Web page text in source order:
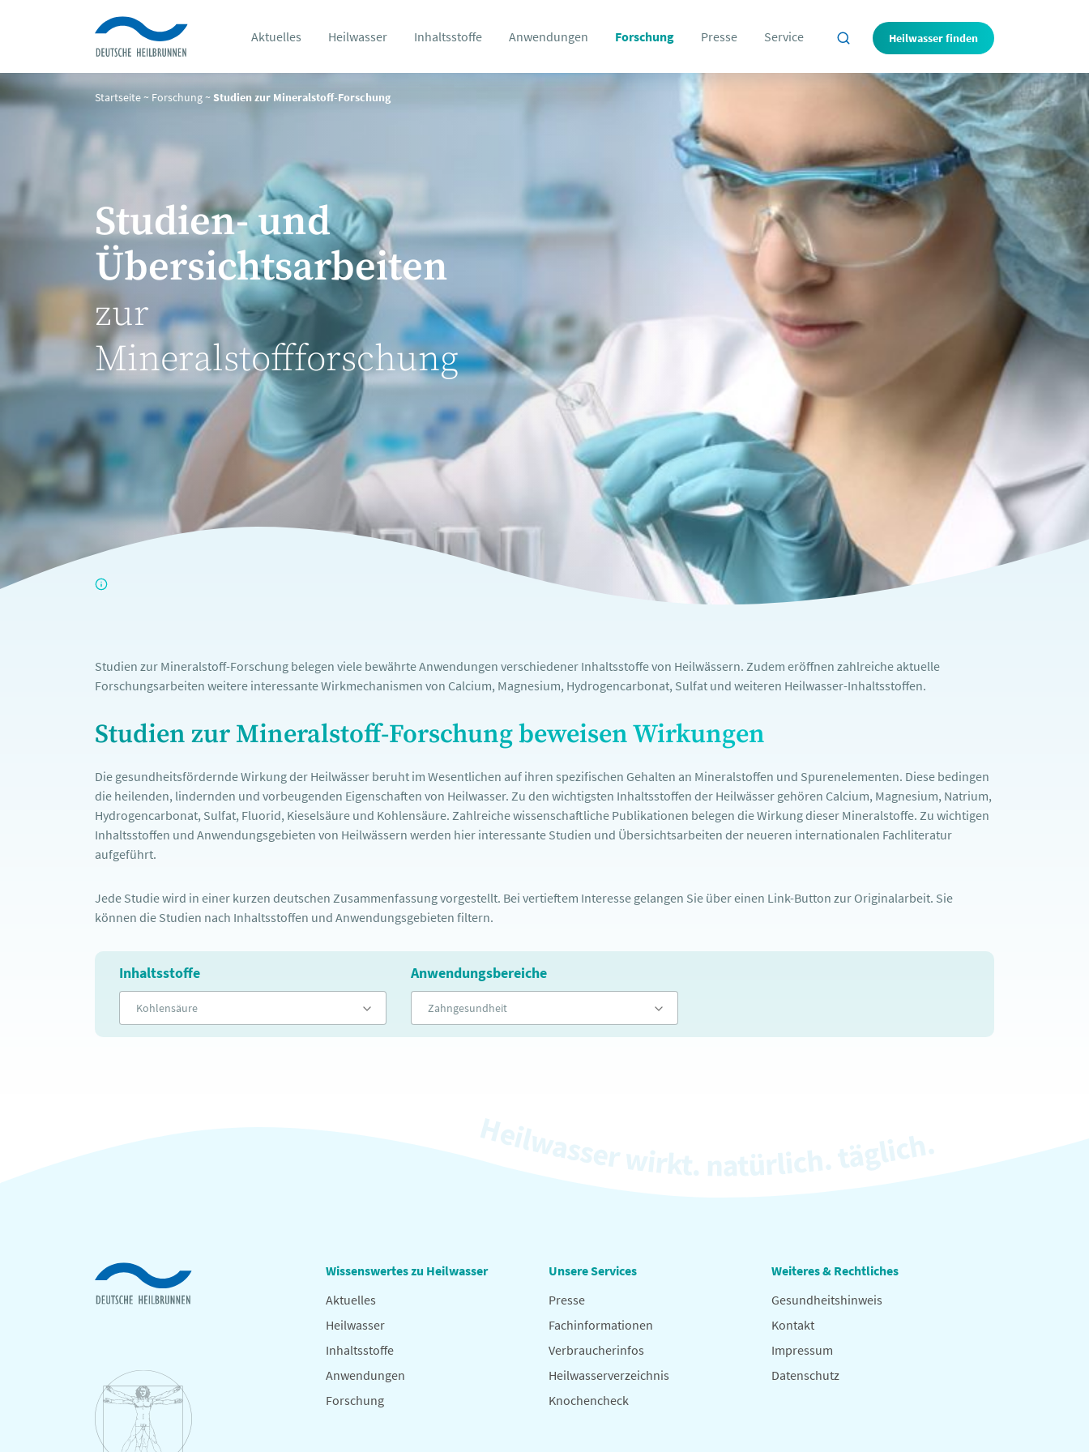
Aktuelles Heilwasser Inhaltsstoffe Anwendungen Forschung Presse Service Heilwasser finden
Startseite~ Forschung~Studien zur Mineralstoff-Forschung
Studien- und
Übersichtsarbeiten
zur
Mineralstoffforschung
Studien zur Mineralstoff-Forschung belegen viele bewährte Anwendungen verschiedener Inhaltsstoffe von Heilwässern. Zudem eröffnen zahlreiche aktuelle
Forschungsarbeiten weitere interessante Wirkmechanismen von Calcium, Magnesium, Hydrogencarbonat, Sulfat und weiteren Heilwasser-Inhaltsstoffen.
Studien zur Mineralstoff-Forschung beweisen Wirkungen
Die gesundheitsfördernde Wirkung der Heilwässer beruht im Wesentlichen auf ihren spezifischen Gehalten an Mineralstoffen und Spurenelementen. Diese bedingen
die heilenden, lindernden und vorbeugenden Eigenschaften von Heilwasser. Zu den wichtigsten Inhaltsstoffen der Heilwässer gehören Calcium, Magnesium, Natrium,
Hydrogencarbonat, Sulfat, Fluorid, Kieselsäure und Kohlensäure. Zahlreiche wissenschaftliche Publikationen belegen die Wirkung dieser Mineralstoffe. Zu wichtigen
Inhaltsstoffen und Anwendungsgebieten von Heilwässern werden hier interessante Studien und Übersichtsarbeiten der neueren internationalen Fachliteratur
aufgeführt.
Jede Studie wird in einer kurzen deutschen Zusammenfassung vorgestellt. Bei vertieftem Interesse gelangen Sie über einen Link-Button zur Originalarbeit. Sie
können die Studien nach Inhaltsstoffen und Anwendungsgebieten filtern.
Inhaltsstoffe
Kohlensäure
Anwendungsbereiche
Zahngesundheit
Wissenswertes zu Heilwasser
Aktuelles
Heilwasser
Inhaltsstoffe
Anwendungen
Forschung
Unsere Services
Presse
Fachinformationen
Verbraucherinfos
Heilwasserverzeichnis
Knochencheck
Weiteres & Rechtliches
Gesundheitshinweis
Kontakt
Impressum
Datenschutz